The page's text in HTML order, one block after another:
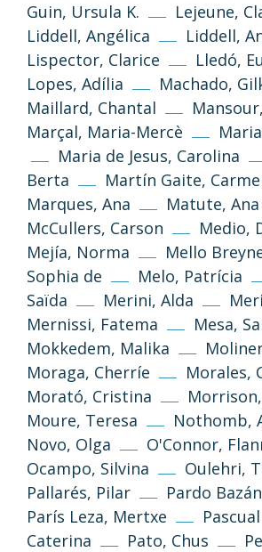
Guin, Ursula K.
Lejeune,
Liddell, Angélica
Liddell,
Lispector, Clarice
Lledó,
Lopes, Adília
Machado,
Maillard, Chantal
Marçal, Maria-Mercè
Maria de Jesus, Carolina
Berta
Martín Gaite,
Marques, Ana
Matute,
McCullers, Carson
Medio,
Mejía, Norma
Mello
Sophia de
Melo, Patrícia
Saïda
Merini, Alda
Mernissi, Fatema
Mesa,
Mokkedem, Malika
Moraga, Cherríe
Morales,
Morató, Cristina
Moure, Teresa
Nothomb,
Novo, Olga
O'Connor,
Ocampo, Silvina
Oulehri,
Pallarés, Pilar
Pardo
París Leza, Mertxe
Caterina
Pato, Chus
(CC-BY-NC-SA 3.0)
Unless otherwise stated, the
images on this website are
the Creative Commons 3.0
NonCommercial–ShareAlike
3.0) license.
Information and
Privacy Policy Legal Notice
Cookies Policy
Desenvolupament webEstudi